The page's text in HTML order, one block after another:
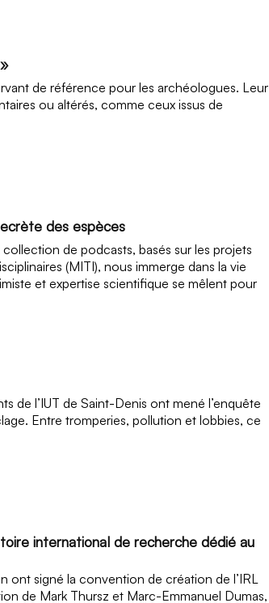
de référence pour les archéologues. Leur
ou altérés, comme ceux issus de
des espèces
de podcasts, basés sur les projets
(MITI), nous immerge dans la vie
et expertise scientifique se mêlent pour
de l’IUT de Saint-Denis ont mené l’enquête
Entre tromperies, pollution et lobbies, ce
international de recherche dédié au
ont signé la convention de création de l’IRL
de Mark Thursz et Marc-Emmanuel Dumas,